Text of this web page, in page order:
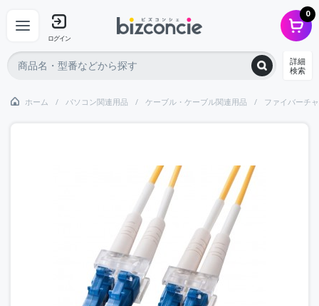
ログイン
0
詳細
検索
ホーム パソコン関連用品 ケーブル・ケーブル関連用品 ファイバーチ